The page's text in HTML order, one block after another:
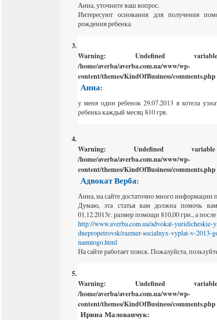
Анна, уточните ваш вопрос.
Интересуют основания для получения
рождения ребенка.
Warning: Undefined
/home/averba/averba.com.ua/www/wp-
content/themes/KindOfBusiness/comments.php
Анна:
у меня один ребенок 29.07.2013 я хотела
ребенка каждый месяц 810 грв.
Warning: Undefined
/home/averba/averba.com.ua/www/wp-
content/themes/KindOfBusiness/comments.php
Адвокат Верба:
Анна, на сайте достаточно много информации
Думаю, эта статья вам должна помочь
01.12.2013г. размер помощи 810,00 грн., а
http://www.averba.com.ua/advokat-yuridicheskie-
dnepropetrovsk/razmer-socialnyx-vyplat-v-2013-
namnogo.html
На сайте работает поиск. Пожалуйста,
Warning: Undefined
/home/averba/averba.com.ua/www/wp-
content/themes/KindOfBusiness/comments.php
Ирина Малованчук: